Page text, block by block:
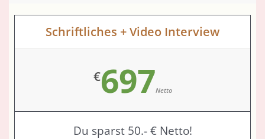
Schriftliches + Video Interview
€697Netto
Du sparst 50.- € Netto!